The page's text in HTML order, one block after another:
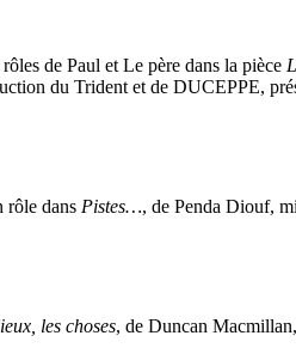
rôles de Paul et Le père dans la pièce
du Trident et de DUCEPPE,
rôle dans Pistes…, de Penda Diouf,
les choses, de Duncan